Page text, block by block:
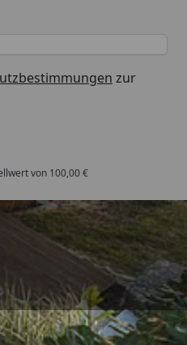
zur
von 100,00 €
Shops
4,81/ 5